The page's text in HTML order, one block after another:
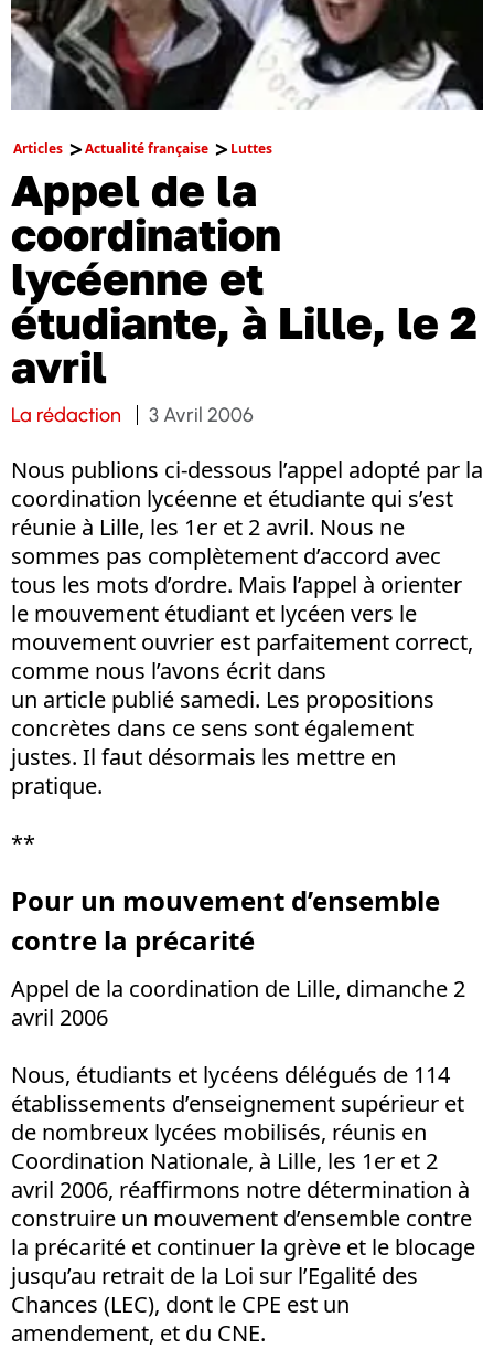
Articles Actualité française Luttes
Appel de la
coordination
lycéenne et
étudiante, à Lille, le 2
avril
La rédaction 3 Avril 2006
Nous publions ci-dessous l’appel adopté par la
coordination lycéenne et étudiante qui s’est
réunie à Lille, les 1er et 2 avril. Nous ne
sommes pas complètement d’accord avec
tous les mots d’ordre. Mais l’appel à orienter
le mouvement étudiant et lycéen vers le
mouvement ouvrier est parfaitement correct,
comme nous l’avons écrit dans
un article publié samedi. Les propositions
concrètes dans ce sens sont également
justes. Il faut désormais les mettre en
pratique.
**
Pour un mouvement d’ensemble
contre la précarité
Appel de la coordination de Lille, dimanche 2
avril 2006
Nous, étudiants et lycéens délégués de 114
établissements d’enseignement supérieur et
de nombreux lycées mobilisés, réunis en
Coordination Nationale, à Lille, les 1er et 2
avril 2006, réaffirmons notre détermination à
construire un mouvement d’ensemble contre
la précarité et continuer la grève et le blocage
jusqu’au retrait de la Loi sur l’Egalité des
Chances (LEC), dont le CPE est un
amendement, et du CNE.